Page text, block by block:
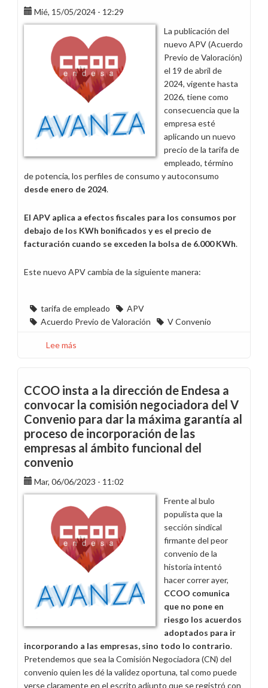
Mié, 15/05/2024 - 12:29
La publicación del
nuevo APV (Acuerdo
Previo de Valoración)
el 19 de abril de
2024, vigente hasta
2026, tiene como
consecuencia que la
empresa esté
aplicando un nuevo
precio de la tarifa de
empleado, término
de potencia, los perfiles de consumo y autoconsumo
desde enero de 2024.
El APV aplica a efectos fiscales para los consumos por
debajo de los KWh bonificados y es el precio de
facturación cuando se exceden la bolsa de 6.000 KWh.
Este nuevo APV cambia de la siguiente manera:
tarifa de empleado
APV
Acuerdo Previo de Valoración
V Convenio
Lee más
condiciones
de
facturación
de
fluido
eléctrico
la
2024
CCOO insta a la dirección de Endesa a
convocar la comisión negociadora del V
Convenio para dar la máxima garantía al
proceso de incorporación de las
empresas al ámbito funcional del
convenio
Mar, 06/06/2023 - 11:02
Frente al bulo
populista que la
sección sindical
firmante del peor
convenio de la
historia intentó
hacer correr ayer,
CCOO comunica
que no pone en
riesgo los acuerdos
adoptados para ir
incorporando a las empresas, sino todo lo contrario.
Pretendemos que sea la Comisión Negociadora (CN) del
convenio quien les dé la validez oportuna, tal como puede
verse claramente en el escrito adjunto que se registró con